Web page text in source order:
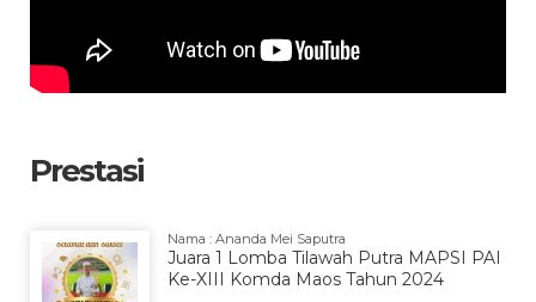
Prestasi
Nama : Ananda Mei Saputra
Juara 1 Lomba Tilawah Putra MAPSI PAI
Ke-XIII Komda Maos Tahun 2024